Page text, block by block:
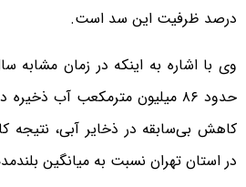
درصد ظرفیت این سد است.
وی با اشاره به اینکه در زمان
حدود ۸۶ میلیون مترمکعب آب
در استان تهران نسبت به میانگین